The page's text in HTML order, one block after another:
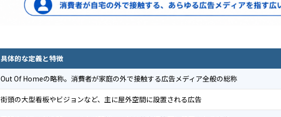
具体的な定義と特徴
Out Of Homeの略称。消費者が家庭の外で接触する広告メディア全般の総称
街頭の大型看板やビジョンなど、主に屋外空間に設置される広告